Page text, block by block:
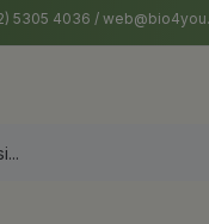
5305 4036 /